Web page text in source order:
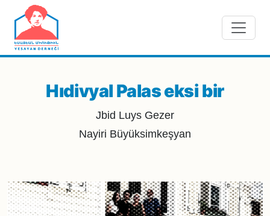
Skip to main content
Hıdivyal Palas eksi bir
Jbid Luys Gezer
Nayiri Büyüksimkeşyan